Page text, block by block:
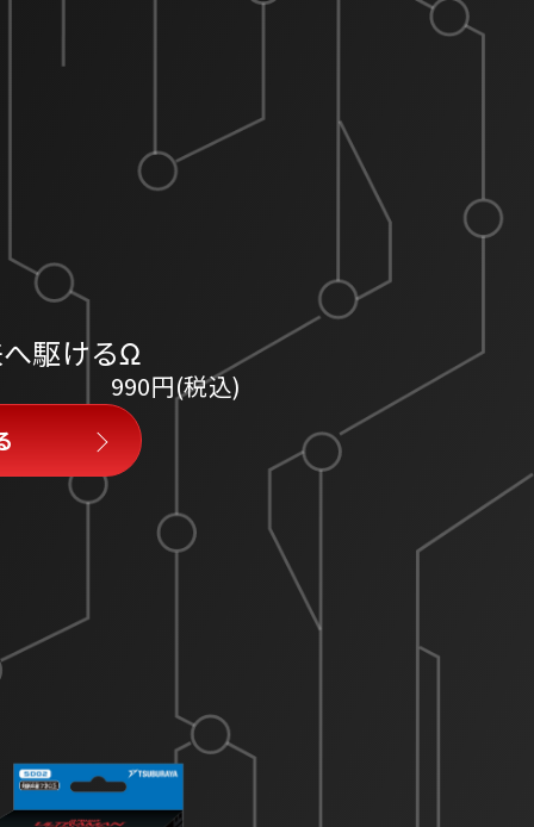
駆けるΩ
990円(税込)